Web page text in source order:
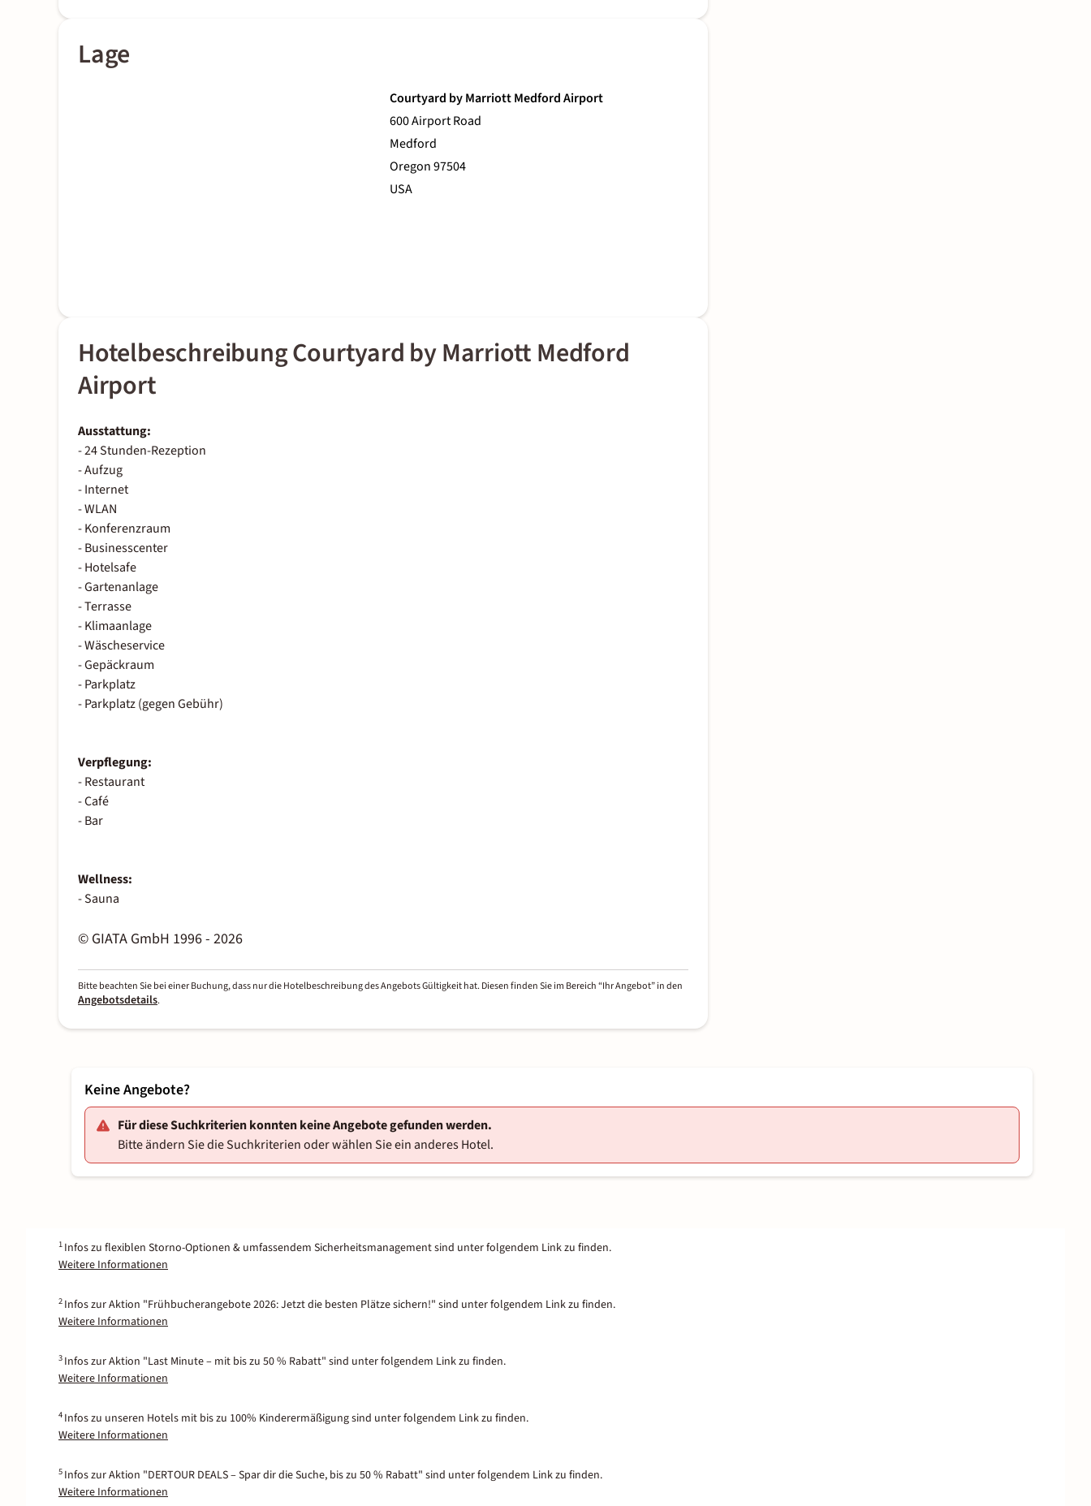
Lage
Courtyard by Marriott Medford Airport
600 Airport Road
Medford
Oregon 97504
USA
Hotelbeschreibung Courtyard by Marriott Medford
Airport
Ausstattung:
- 24 Stunden-Rezeption
- Aufzug
- Internet
- WLAN
- Konferenzraum
- Businesscenter
- Hotelsafe
- Gartenanlage
- Terrasse
- Klimaanlage
- Wäscheservice
- Gepäckraum
- Parkplatz
- Parkplatz (gegen Gebühr)
Verpflegung:
- Restaurant
- Café
- Bar
Wellness:
- Sauna
© GIATA GmbH 1996 - 2026
Bitte beachten Sie bei einer Buchung, dass nur die Hotelbeschreibung des Angebots Gültigkeit hat. Diesen finden Sie im Bereich “Ihr Angebot” in den
Angebotsdetails.
Keine Angebote?
Für diese Suchkriterien konnten keine Angebote gefunden werden.
Bitte ändern Sie die Suchkriterien oder wählen Sie ein anderes Hotel.
1 Infos zu flexiblen Storno-Optionen & umfassendem Sicherheitsmanagement sind unter folgendem Link zu finden.
Weitere Informationen
2 Infos zur Aktion "Frühbucherangebote 2026: Jetzt die besten Plätze sichern!" sind unter folgendem Link zu finden.
Weitere Informationen
3 Infos zur Aktion "Last Minute – mit bis zu 50 % Rabatt" sind unter folgendem Link zu finden.
Weitere Informationen
4 Infos zu unseren Hotels mit bis zu 100% Kinderermäßigung sind unter folgendem Link zu finden.
Weitere Informationen
5 Infos zur Aktion "DERTOUR DEALS – Spar dir die Suche, bis zu 50 % Rabatt" sind unter folgendem Link zu finden.
Weitere Informationen